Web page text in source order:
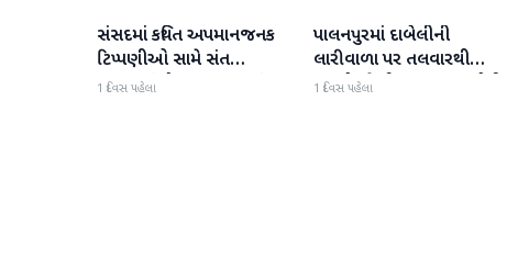
બનાસકાંઠા
સંસદમાં કથિત અપમાનજનક
ટિપ્પણીઓ સામે સંત
સમાજમાં રોષ: પાલનપુરમાં
1 દિવસ પહેલા
બનાસકાંઠા
પાલનપુરમાં દાબેલીની
લારીવાળા પર તલવારથી
હુમલો: બે ઈજાગ્રસ્ત, આરોપી
1 દિવસ પહેલા